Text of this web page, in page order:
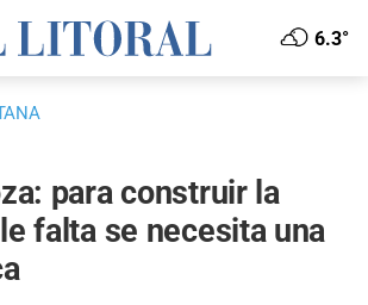
6.3°
para construir la
falta se necesita una